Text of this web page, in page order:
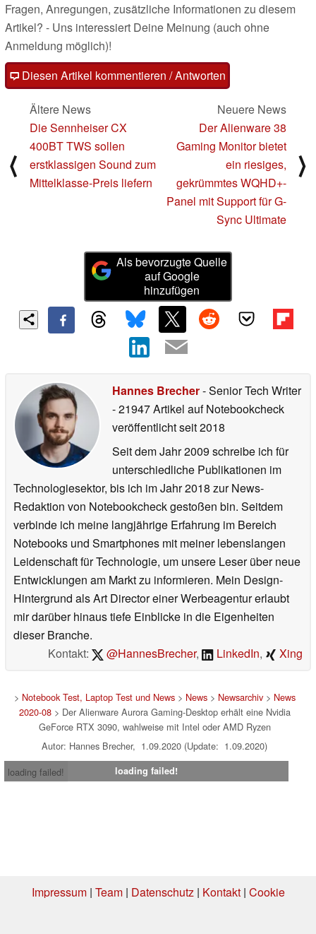
Fragen, Anregungen, zusätzliche Informationen zu diesem
Artikel? - Uns interessiert Deine Meinung (auch ohne
Anmeldung möglich)!
Diesen Artikel kommentieren / Antworten
⟨
Ältere News
Die Sennheiser CX
400BT TWS sollen
erstklassigen Sound zum
Mittelklasse-Preis liefern
Neuere News
Der Alienware 38
Gaming Monitor bietet
ein riesiges,
gekrümmtes WQHD+-
Panel mit Support für G-
Sync Ultimate
⟩
Als bevorzugte Quelle
auf Google
hinzufügen
Hannes Brecher- Senior Tech Writer
- 21947 Artikel auf Notebookcheck
veröffentlichtseit 2018
Seit dem Jahr 2009 schreibe ich für
unterschiedliche Publikationen im
Technologiesektor, bis ich im Jahr 2018 zur News-
Redaktion von Notebookcheck gestoßen bin. Seitdem
verbinde ich meine langjährige Erfahrung im Bereich
Notebooks und Smartphones mit meiner lebenslangen
Leidenschaft für Technologie, um unsere Leser über neue
Entwicklungen am Markt zu informieren. Mein Design-
Hintergrund als Art Director einer Werbeagentur erlaubt
mir darüber hinaus tiefe Einblicke in die Eigenheiten
dieser Branche.
Kontakt:
@HannesBrecher, LinkedIn, Xing
> Notebook Test, Laptop Test und News> News> Newsarchiv> News
2020-08> Der Alienware Aurora Gaming-Desktop erhält eine Nvidia
GeForce RTX 3090, wahlweise mit Intel oder AMD Ryzen
Autor: Hannes Brecher, 1.09.2020 (Update: 1.09.2020)
loading failed!
loading failed!
Impressum| Team| Datenschutz| Kontakt| Cookie